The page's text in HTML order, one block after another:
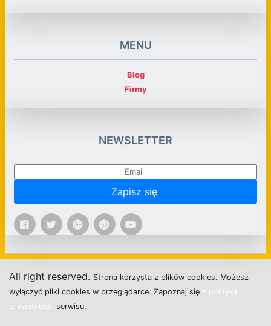
MENU
Blog
Firmy
NEWSLETTER
Zapisz się
All right reserved. Strona korzysta z plików cookies. Możesz
wyłączyć pliki cookies w przeglądarce. Zapoznaj się z polityką
prywatności serwisu.